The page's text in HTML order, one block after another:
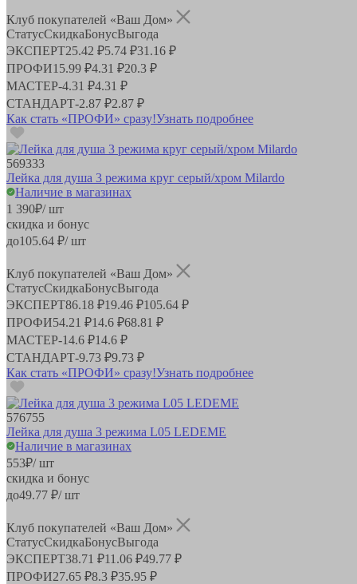
Клуб покупателей «Ваш Дом»
СтатусСкидкаБонусВыгода
ЭКСПЕРТ25.42 ₽5.74 ₽31.16 ₽
ПРОФИ15.99 ₽4.31 ₽20.3 ₽
МАСТЕР-4.31 ₽4.31 ₽
СТАНДАРТ-2.87 ₽2.87 ₽
Как стать «ПРОФИ» сразу!Узнать подробнее
569333
Лейка для душа 3 режима круг серый/хром Milardo
Наличие в магазинах
1 390₽/ шт
скидка и бонус
до105.64 ₽/ шт
Клуб покупателей «Ваш Дом»
СтатусСкидкаБонусВыгода
ЭКСПЕРТ86.18 ₽19.46 ₽105.64 ₽
ПРОФИ54.21 ₽14.6 ₽68.81 ₽
МАСТЕР-14.6 ₽14.6 ₽
СТАНДАРТ-9.73 ₽9.73 ₽
Как стать «ПРОФИ» сразу!Узнать подробнее
576755
Лейка для душа 3 режима L05 LEDEME
Наличие в магазинах
553₽/ шт
скидка и бонус
до49.77 ₽/ шт
Клуб покупателей «Ваш Дом»
СтатусСкидкаБонусВыгода
ЭКСПЕРТ38.71 ₽11.06 ₽49.77 ₽
ПРОФИ27.65 ₽8.3 ₽35.95 ₽